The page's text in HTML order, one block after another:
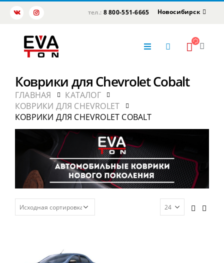
тел.: 8 800-551-6665 Новосибирск
Коврики для Chevrolet Cobalt
ГЛАВНАЯ
КАТАЛОГ
КОВРИКИ ДЛЯ CHEVROLET
КОВРИКИ ДЛЯ CHEVROLET COBALT